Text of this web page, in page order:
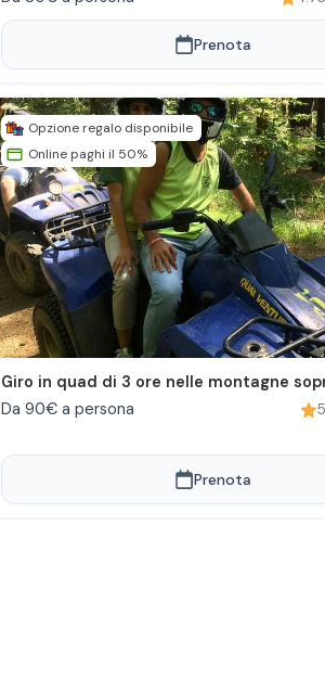
Prenota
Opzione regalo disponibile
Online paghi il 50%
Giro in quad di 3 ore nelle montagne
Da 90€ a persona
5
Prenota